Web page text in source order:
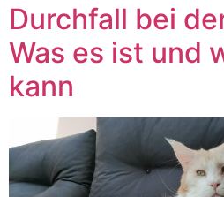
Durchfall bei
Was es ist und
kann